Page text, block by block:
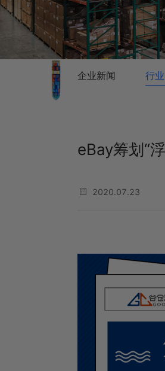
企业新闻 行
eBay筹划“
2020.07.23